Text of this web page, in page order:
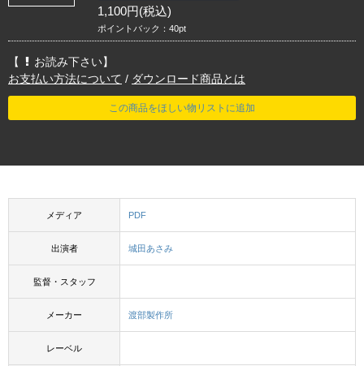
1,100円(税込)
ポイントバック：40pt
【
お読み下さい】
お支払い方法について / ダウンロード商品とは
この商品をほしい物リストに追加
メディア PDF
出演者 城田あさみ
監督・スタッフ
メーカー 渡部製作所
レーベル